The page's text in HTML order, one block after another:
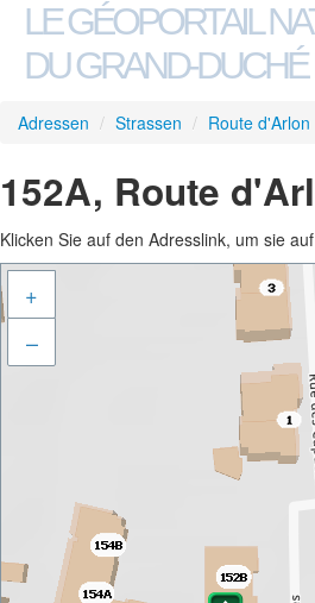
LE GÉOPORTAIL
DU GRAND-
Adressen / Strassen / Route d'Arlon
152A, Route
Klicken Sie auf den Adresslink, um sie
+
–